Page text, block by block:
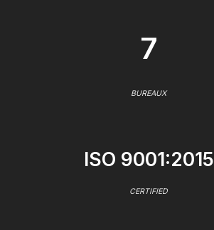
7
BUREAUX
ISO 9001:2015
CERTIFIED